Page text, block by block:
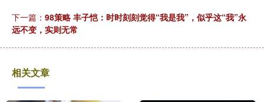
下一篇： 98策略 丰子恺：时时刻刻觉得“我是我”，似乎这“我”永
远不变，实则无常
相关文章